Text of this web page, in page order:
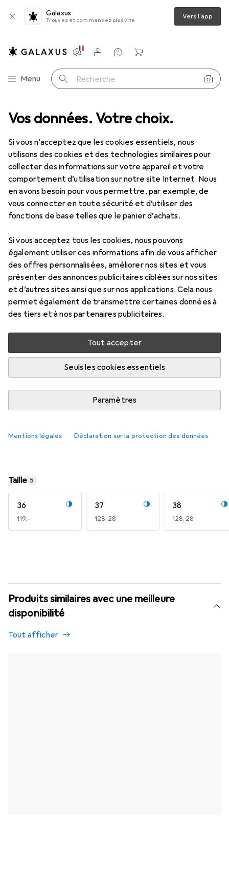
Vos données. Votre choix.
Si vous n’acceptez que les cookies essentiels, nous
utilisons des cookies et des technologies similaires pour
collecter des informations sur votre appareil et votre
comportement d’utilisation sur notre site Internet. Nous
en avons besoin pour vous permettre, par exemple, de
vous connecter en toute sécurité et d’utiliser des
fonctions de base telles que le panier d’achats.
Si vous acceptez tous les cookies, nous pouvons
également utiliser ces informations afin de vous afficher
des offres personnalisées, améliorer nos sites et vous
présenter des annonces publicitaires ciblées sur nos sites
et d’autres sites ainsi que sur nos applications. Cela nous
permet également de transmettre certaines données à
des tiers et à nos partenaires publicitaires.
Tout accepter
Seuls les cookies essentiels
Paramètres
Mentions légales Déclaration sur la protection des données
Galaxus
Trouvez et commandez plus vite Vers l'app
Navigation par catégorie
Menu Recherche
Paramètres
Compte client
Listes de comparaison
Listes d'envies
Panier
Chaussures Sandales Birkenstock Pantoletten Arizona
16 images
Birkenstock Pantoletten Arizona
41
EUR
151,06
6
Évaluations
Plus de produits
Birkenstock
Plus que 1 pièce en stock chez le fournisseur
M'informer si le produit est disponible plus tôt
Ajouter au panier
Taille 5
36
EUR
119,–
37
EUR
128,28
38
EUR
128,28
Produits similaires avec une meilleure
disponibilité
Tout afficher